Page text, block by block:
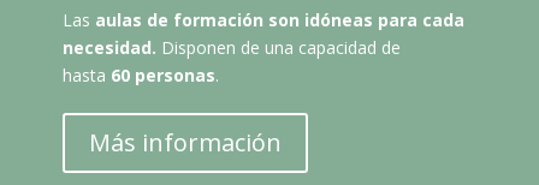
Las aulas de formación son idóneas para cada
necesidad. Disponen de una capacidad de
hasta 60 personas.
Más información